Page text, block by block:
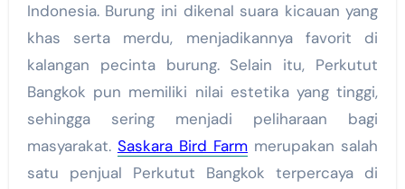
Indonesia. Burung ini dikenal suara kicauan yang
khas serta merdu, menjadikannya favorit di
kalangan pecinta burung. Selain itu, Perkutut
Bangkok pun memiliki nilai estetika yang tinggi,
sehingga sering menjadi peliharaan bagi
masyarakat. Saskara Bird Farm merupakan salah
satu penjual Perkutut Bangkok terpercaya di